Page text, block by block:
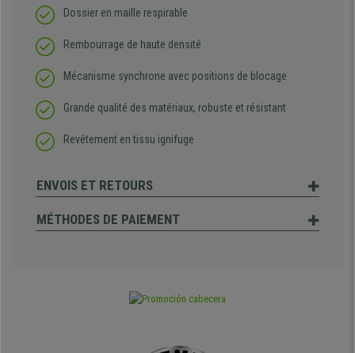
Dossier en maille respirable
Rembourrage de haute densité
Mécanisme synchrone avec positions de blocage
Grande qualité des matériaux, robuste et résistant
Revêtement en tissu ignifuge
ENVOIS ET RETOURS
MÉTHODES DE PAIEMENT